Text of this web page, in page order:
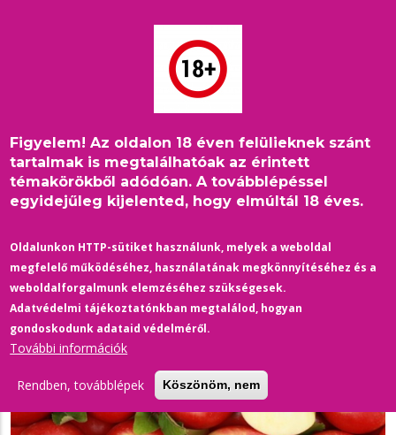
Figyelem! Az oldalon 18 éven felülieknek szánt
tartalmak is megtalálhatóak az érintett
témakörökből adódóan. A továbblépéssel
egyidejűleg kijelented, hogy elmúltál 18 éves.
Oldalunkon HTTP-sütiket használunk, melyek a weboldal
megfelelő működéséhez, használatának megkönnyítéséhez és a
weboldalforgalmunk elemzéséhez szükségesek.
Adatvédelmi tájékoztatónkban megtalálod, hogyan
gondoskodunk adataid védelméről.
További információk
Rendben, továbblépek Köszönöm, nem
Morzsa
Címlap /Konyha-Gasztronómia /
A 10 LEGJOBB RECEPT ALMÁVAL: NEM CSAK
SÜTEMÉNYEKBE, SÓS ÉTELEKBE IS KERÜLHET